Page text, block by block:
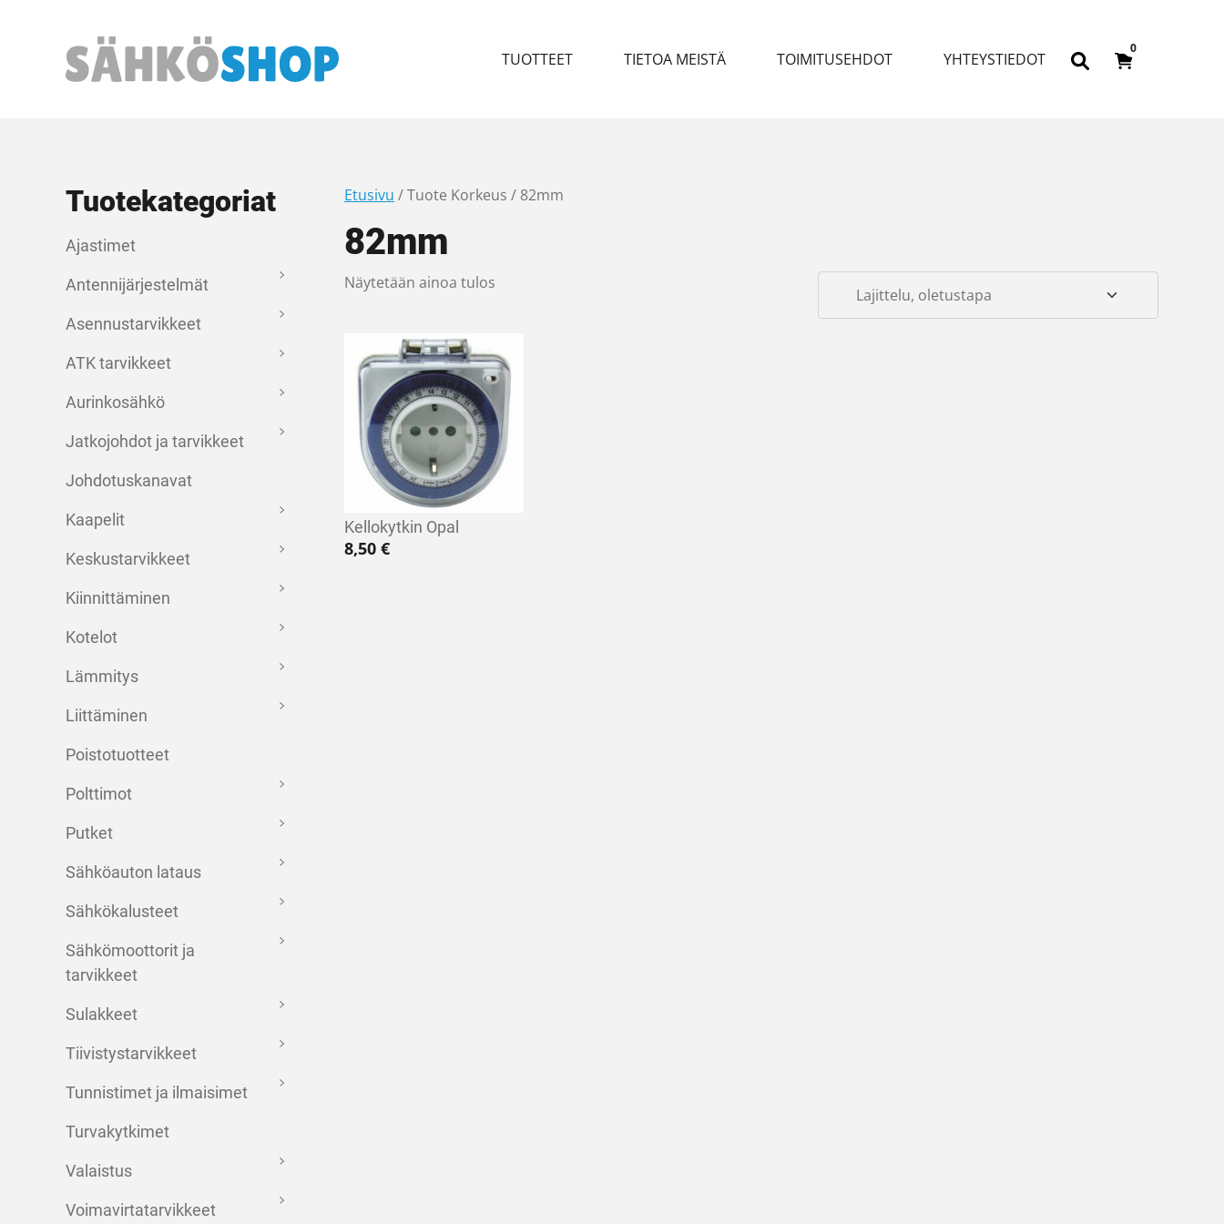
Päävalikko TUOTTEET TIETOA MEISTÄ TOIMITUSEHDOT YHTEYSTIEDOT
0
Tuotekategoriat
Ajastimet
Antennijärjestelmät
Asennustarvikkeet
ATK tarvikkeet
Aurinkosähkö
Jatkojohdot ja tarvikkeet
Johdotuskanavat
Kaapelit
Keskustarvikkeet
Kiinnittäminen
Kotelot
Lämmitys
Liittäminen
Poistotuotteet
Polttimot
Putket
Sähköauton lataus
Sähkökalusteet
Sähkömoottorit ja
tarvikkeet
Sulakkeet
Tiivistystarvikkeet
Tunnistimet ja ilmaisimet
Turvakytkimet
Valaistus
Voimavirtatarvikkeet
Etusivu / Tuote Korkeus / 82mm
82mm
Näytetään ainoa tulos
Kellokytkin Opal
8,50 €